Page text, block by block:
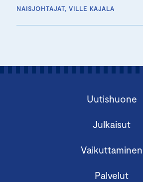
NAISJOHTAJAT, VILLE KAJALA
Uutishuone
Julkaisut
Vaikuttaminen
Palvelut